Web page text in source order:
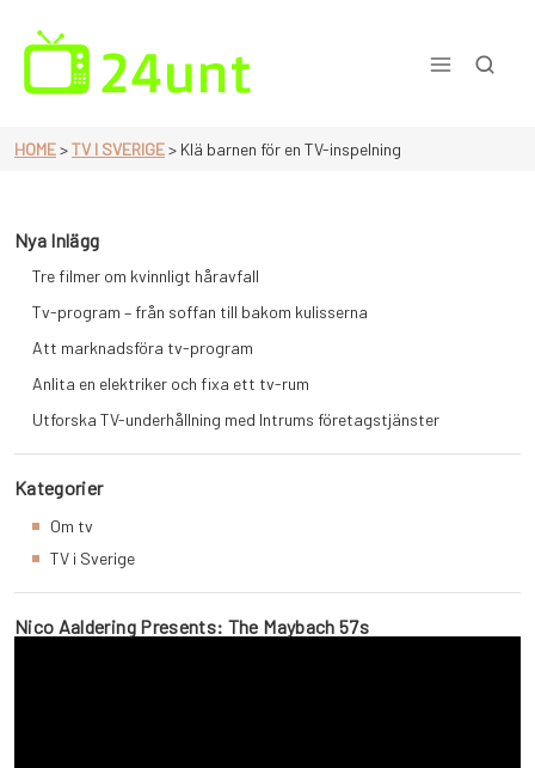
content
HOME>TV I SVERIGE> Klä barnen för en TV-inspelning
Nya Inlägg
Tre filmer om kvinnligt håravfall
Tv-program – från soffan till bakom kulisserna
Att marknadsföra tv-program
Anlita en elektriker och fixa ett tv-rum
Utforska TV-underhållning med Intrums företagstjänster
Kategorier
Om tv
TV i Sverige
Nico Aaldering Presents: The Maybach 57s